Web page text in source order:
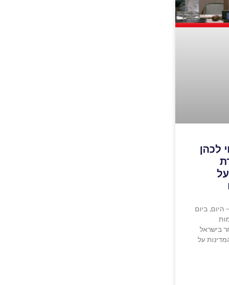
לכהן
ניו יורק, ה-21 בינואר 2019 – היום, ביום
בישראל